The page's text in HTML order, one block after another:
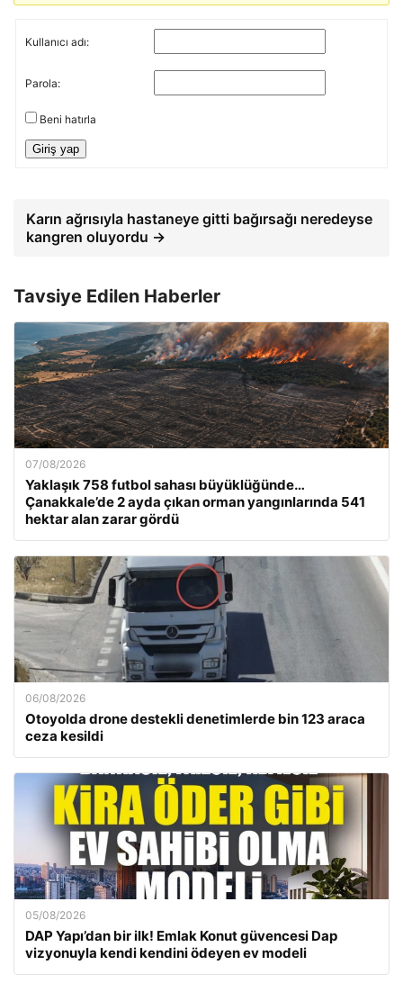
Kullanıcı adı:
Parola:
Beni hatırla
Giriş yap
Karın ağrısıyla hastaneye gitti bağırsağı neredeyse
kangren oluyordu →
Tavsiye Edilen Haberler
07/08/2026
Yaklaşık 758 futbol sahası büyüklüğünde…
Çanakkale’de 2 ayda çıkan orman yangınlarında 541
hektar alan zarar gördü
06/08/2026
Otoyolda drone destekli denetimlerde bin 123 araca
ceza kesildi
05/08/2026
DAP Yapı’dan bir ilk! Emlak Konut güvencesi Dap
vizyonuyla kendi kendini ödeyen ev modeli